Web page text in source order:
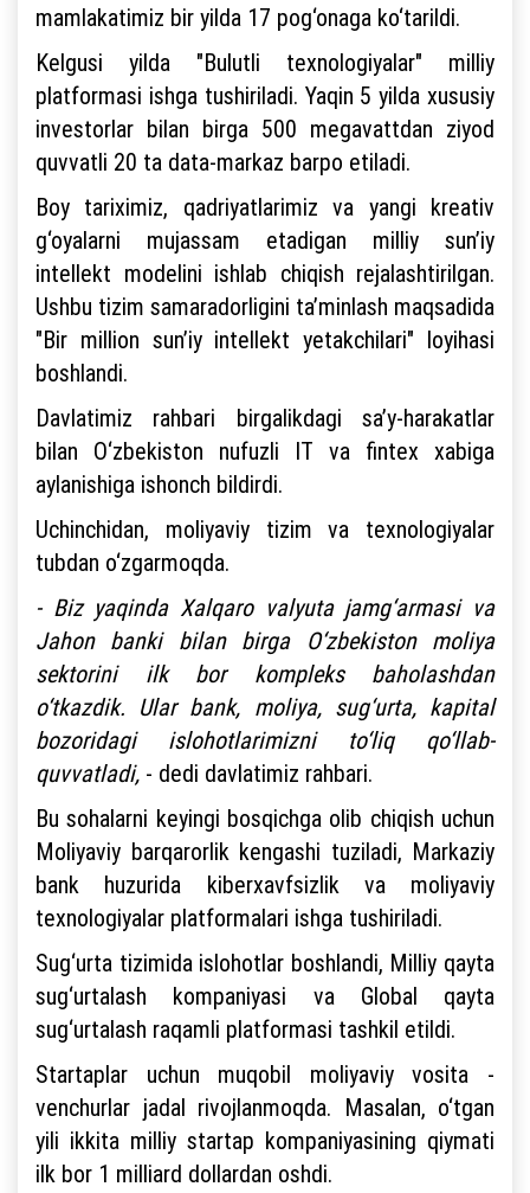
mamlakatimiz bir yilda 17 pog‘onaga ko‘tarildi.
Kelgusi yilda "Bulutli texnologiyalar" milliy
platformasi ishga tushiriladi. Yaqin 5 yilda xususiy
investorlar bilan birga 500 megavattdan ziyod
quvvatli 20 ta data-markaz barpo etiladi.
Boy tariximiz, qadriyatlarimiz va yangi kreativ
g‘oyalarni mujassam etadigan milliy sun’iy
intellekt modelini ishlab chiqish rejalashtirilgan.
Ushbu tizim samaradorligini ta’minlash maqsadida
"Bir million sun’iy intellekt yetakchilari" loyihasi
boshlandi.
Davlatimiz rahbari birgalikdagi sa’y-harakatlar
bilan O‘zbekiston nufuzli IT va fintex xabiga
aylanishiga ishonch bildirdi.
Uchinchidan, moliyaviy tizim va texnologiyalar
tubdan o‘zgarmoqda.
- Biz yaqinda Xalqaro valyuta jamg‘armasi va
Jahon banki bilan birga O‘zbekiston moliya
sektorini ilk bor kompleks baholashdan
o‘tkazdik. Ular bank, moliya, sug‘urta, kapital
bozoridagi islohotlarimizni to‘liq qo‘llab-
quvvatladi, - dedi davlatimiz rahbari.
Bu sohalarni keyingi bosqichga olib chiqish uchun
Moliyaviy barqarorlik kengashi tuziladi, Markaziy
bank huzurida kiberxavfsizlik va moliyaviy
texnologiyalar platformalari ishga tushiriladi.
Sug‘urta tizimida islohotlar boshlandi, Milliy qayta
sug‘urtalash kompaniyasi va Global qayta
sug‘urtalash raqamli platformasi tashkil etildi.
Startaplar uchun muqobil moliyaviy vosita -
venchurlar jadal rivojlanmoqda. Masalan, o‘tgan
yili ikkita milliy startap kompaniyasining qiymati
ilk bor 1 milliard dollardan oshdi.